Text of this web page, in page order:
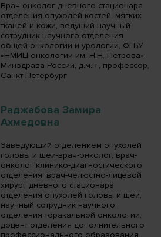
Врач-онколог дневного стационара
отделения опухолей костей, мягких
тканей и кожи, ведущий научный
сотрудник научного отделения
общей онкологии и урологии, ФГБУ
«НМИЦ онкологии им. Н.Н. Петрова»
Минздрава России, д.м.н., профессор,
Санкт-Петербург
Раджабова Замира
Ахмедовна
Заведующий отделением опухолей
головы и шеи-врач-онколог, врач-
онколог клинико-диагностического
отделения, врач-челюстно-лицевой
хирург дневного стационара
отделения опухолей головы и шеи,
научный сотрудник научного
отделения торакальной онкологии,
доцент отделения дополнительного
профессионального образования